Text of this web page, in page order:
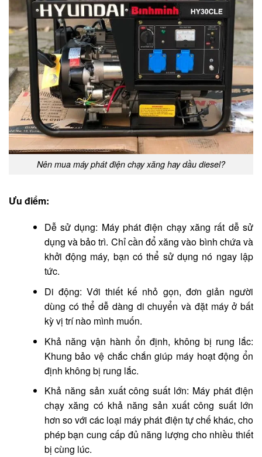
Nên mua máy phát điện chạy xăng hay dầu diesel?
Ưu điểm:
Dễ sử dụng: Máy phát điện chạy xăng rất dễ sử
dụng và bảo trì. Chỉ cần đổ xăng vào bình chứa và
khởi động máy, bạn có thể sử dụng nó ngay lập
tức.
Di động: Với thiết kế nhỏ gọn, đơn giản người
dùng có thể dễ dàng di chuyển và đặt máy ở bất
kỳ vị trí nào mình muốn.
Khả năng vận hành ổn định, không bị rung lắc:
Khung bảo vệ chắc chắn giúp máy hoạt động ổn
định không bị rung lắc.
Khả năng sản xuất công suất lớn: Máy phát điện
chạy xăng có khả năng sản xuất công suất lớn
hơn so với các loại máy phát điện tự chế khác, cho
phép bạn cung cấp đủ năng lượng cho nhiều thiết
bị cùng lúc.